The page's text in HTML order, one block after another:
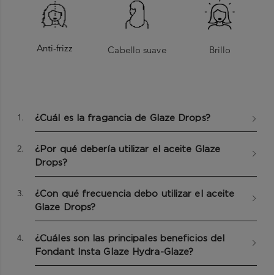
Anti-frizz Cabello suave Brillo
En caso de contacto directo con los ojos, enjuagar con abundante
El ingrediente del amor por excelencia. Aportando
ISODODECANO • DIMETICONA • C11 - 13
ISOALCANO • TRIGLICÉRIDO CAPRÍLICO/CÁPRICO •
DIMETICONOL •
HEXIL CINAMAL
• LINALOL • CITRONELOL • IONONA ALFA-ISOMETILO •
CUMARINA •
CITRAL • EXTRACTO DE FLOR DE ROSA CANINA
1. ¿Cuál es la fragancia de Glaze Drops?
2.
¿Por qué debería utilizar el aceite Glaze
Drops?
3.
¿Con qué frecuencia debo utilizar el aceite
Glaze Drops?
4.
¿Cuáles son las principales beneficios del
Fondant Insta Glaze Hydra-Glaze?